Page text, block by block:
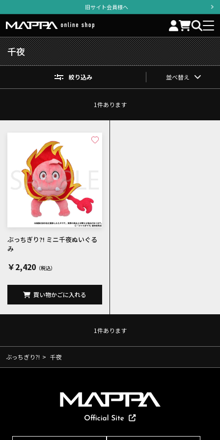
旧サイト会員様へ
千夜
絞り込み 並べ替え
1件あります
ぶっちぎり?! ミニ千夜ぬいぐる
み
￥2,420
買い物かごに入れる
1件あります
ぶっちぎり?! > 千夜